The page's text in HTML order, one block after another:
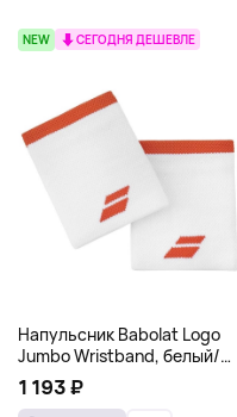
NEW СЕГОДНЯ ДЕШЕВЛЕ
Напульсник Babolat Logo
Jumbo Wristband, белый/
красный
1 193 ₽